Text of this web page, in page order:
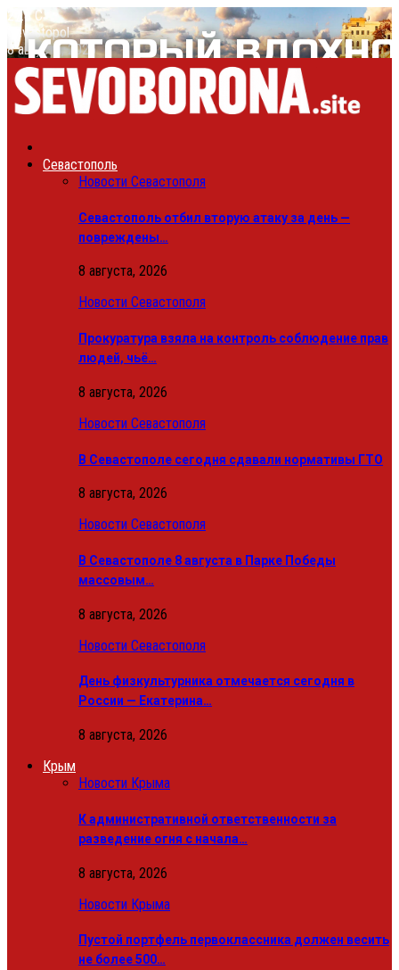
27.8 C
Sevastopol
8 августа, 2026
Севастополь
Новости Севастополя
Севастополь отбил вторую атаку за день —
повреждены…
8 августа, 2026
Новости Севастополя
Прокуратура взяла на контроль соблюдение прав
людей, чьё…
8 августа, 2026
Новости Севастополя
В Севастополе сегодня сдавали нормативы ГТО
8 августа, 2026
Новости Севастополя
В Севастополе 8 августа в Парке Победы
массовым…
8 августа, 2026
Новости Севастополя
День физкультурника отмечается сегодня в
России — Екатерина…
8 августа, 2026
Крым
Новости Крыма
К административной ответственности за
разведение огня с начала…
8 августа, 2026
Новости Крыма
Пустой портфель первоклассника должен весить
не более 500…